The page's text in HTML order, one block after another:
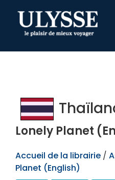
TEST
Lonely Planet
Accueil de la librairie /
Planet (English)